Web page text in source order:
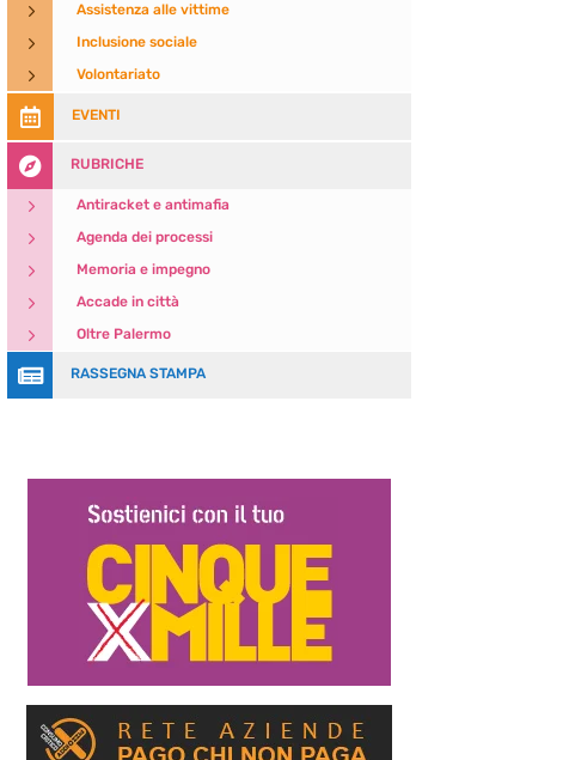
5 Assistenza alle vittime
5 Inclusione sociale
5 Volontariato
 EVENTI
 RUBRICHE
5 Antiracket e antimafia
5 Agenda dei processi
5 Memoria e impegno
5 Accade in città
5 Oltre Palermo
 RASSEGNA STAMPA